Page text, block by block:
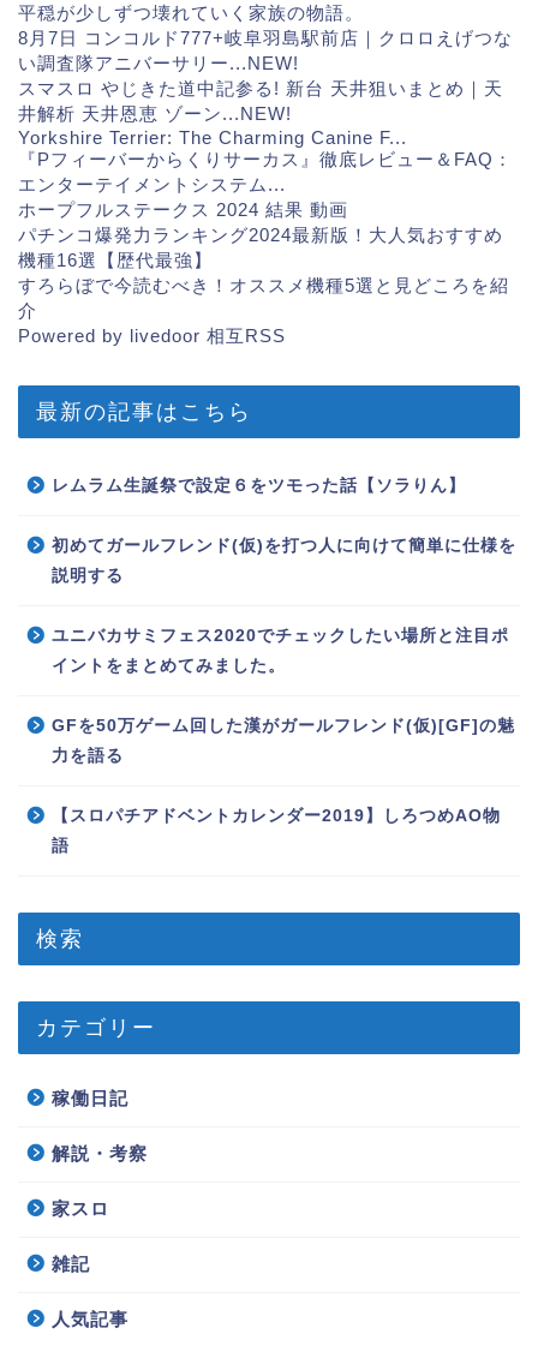
平穏が少しずつ壊れていく家族の物語。
8月7日 コンコルド777+岐阜羽島駅前店｜クロロえげつな
い調査隊アニバーサリー...NEW!
スマスロ やじきた道中記参る! 新台 天井狙いまとめ｜天
井解析 天井恩恵 ゾーン...NEW!
Yorkshire Terrier: The Charming Canine F...
『Pフィーバーからくりサーカス』徹底レビュー＆FAQ：
エンターテイメントシステム...
ホープフルステークス 2024 結果 動画
パチンコ爆発力ランキング2024最新版！大人気おすすめ
機種16選【歴代最強】
すろらぼで今読むべき！オススメ機種5選と見どころを紹
介
Powered by livedoor 相互RSS
最新の記事はこちら
レムラム生誕祭で設定６をツモった話【ソラりん】
初めてガールフレンド(仮)を打つ人に向けて簡単に仕様を
説明する
ユニバカサミフェス2020でチェックしたい場所と注目ポ
イントをまとめてみました。
GFを50万ゲーム回した漢がガールフレンド(仮)[GF]の魅
力を語る
【スロパチアドベントカレンダー2019】しろつめAO物
語
検索
カテゴリー
稼働日記
解説・考察
家スロ
雑記
人気記事